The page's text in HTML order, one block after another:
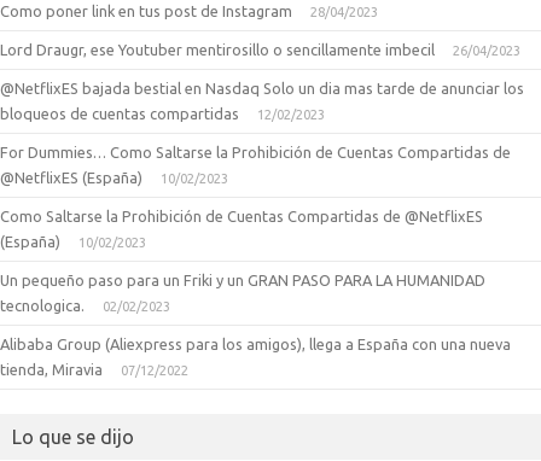
Como poner link en tus post de Instagram 28/04/2023
Lord Draugr, ese Youtuber mentirosillo o sencillamente imbecil 26/04/2023
@NetflixES bajada bestial en Nasdaq Solo un dia mas tarde de anunciar los
bloqueos de cuentas compartidas
12/02/2023
For Dummies… Como Saltarse la Prohibición de Cuentas Compartidas de
@NetflixES (España)
10/02/2023
Como Saltarse la Prohibición de Cuentas Compartidas de @NetflixES
(España)
10/02/2023
Un pequeño paso para un Friki y un GRAN PASO PARA LA HUMANIDAD
tecnologica.
02/02/2023
Alibaba Group (Aliexpress para los amigos), llega a España con una nueva
tienda, Miravia
07/12/2022
Lo que se dijo